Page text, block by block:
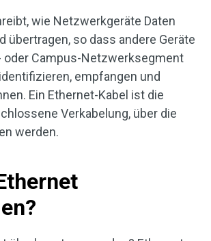
wie Netzwerkgeräte Daten
übertragen, so dass andere Geräte
oder Campus-Netzwerksegment
empfangen und
Ein Ethernet-Kabel ist die
Verkabelung, über die
werden.